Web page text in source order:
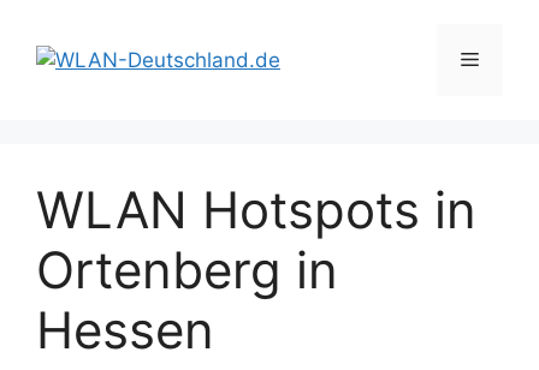
Inhalt
springen
Menü
WLAN Hotspots in
Ortenberg in
Hessen